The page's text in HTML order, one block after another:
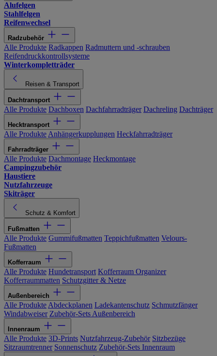
Alufelgen
Stahlfelgen
Reifenwechsel
Radzubehör
Alle Produkte Radkappen Radmuttern und -schrauben
Reifendruckkontrollsysteme
Winterkompletträder
Reisen & Transport
Dachtransport
Alle Produkte Dachboxen Dachfahrradträger Dachreling Dachträger
Hecktransport
Alle Produkte Anhängerkupplungen Heckfahrradträger
Fahrradträger
Alle Produkte Dachmontage Heckmontage
Campingzubehör
Haustiere
Nutzfahrzeuge
Skiträger
Schutz & Komfort
Fußmatten
Alle Produkte Gummifußmatten Teppichfußmatten Velours-
Fußmatten
Kofferraum
Alle Produkte Hundetransport Kofferraum Organizer
Kofferraummatten Schutzgitter & Netze
Außenbereich
Alle Produkte Abdeckplanen Ladekantenschutz Schmutzfänger
Windabweiser Zubehör-Sets Außenbereich
Innenraum
Alle Produkte 3D-Prints Nutzfahrzeug-Zubehör Sitzbezüge
Sitzraumtrenner Sonnenschutz Zubehör-Sets Innenraum